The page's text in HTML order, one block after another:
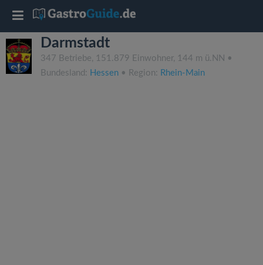
Darmstadt
347 Betriebe, 151.879 Einwohner, 144 m ü.NN •
Bundesland: Hessen • Region: Rhein-Main
T
o
g